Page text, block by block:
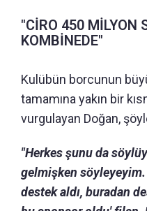
"CİRO 450 MİLYON
KOMBİNEDE"
Kulübün borcunun
tamamına yakın bir
vurgulayan Doğan,
"Herkes şunu da
gelmişken
destek aldı, buradan